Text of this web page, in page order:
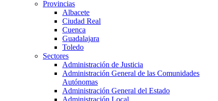
Provincias
Albacete
Ciudad Real
Cuenca
Guadalajara
Toledo
Sectores
Administración de Justicia
Administración General de las Comunidades
Autónomas
Administración General del Estado